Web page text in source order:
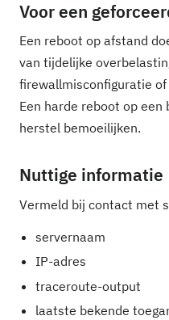
Voor een
Een reboot op afstand
van tijdelijke
firewallmisconfiguratie
Een harde reboot op
herstel bemoeilijken.
Nuttige informatie
Vermeld bij contact met
servernaam
IP-adres
traceroute-output
laatste bekende